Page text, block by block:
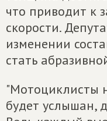
что приводит к
скорости.
изменении
стать
"Мотоциклисты
будет услышан,